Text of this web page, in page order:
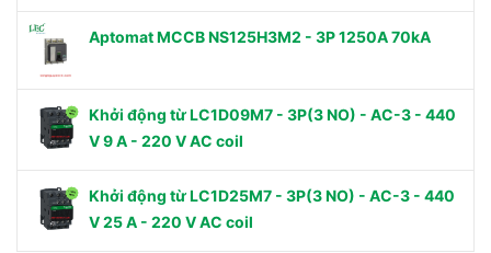
Aptomat MCCB NS125H3M2 - 3P 1250A 70kA
Khởi động từ LC1D09M7 - 3P(3 NO) - AC-3 - 440
V 9 A - 220 V AC coil
Khởi động từ LC1D25M7 - 3P(3 NO) - AC-3 - 440
V 25 A - 220 V AC coil